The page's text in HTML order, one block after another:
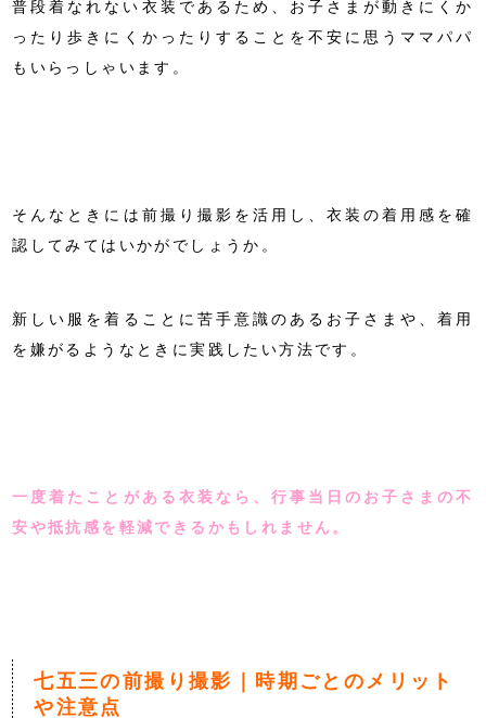
普段着なれない衣装であるため、お子さまが動きにくか
ったり歩きにくかったりすることを不安に思うママパパ
もいらっしゃいます。
そんなときには前撮り撮影を活用し、衣装の着用感を確
認してみてはいかがでしょうか。
新しい服を着ることに苦手意識のあるお子さまや、着用
を嫌がるようなときに実践したい方法です。
一度着たことがある衣装なら、行事当日のお子さまの不
安や抵抗感を軽減できるかもしれません。
七五三の前撮り撮影｜時期ごとのメリット
や注意点